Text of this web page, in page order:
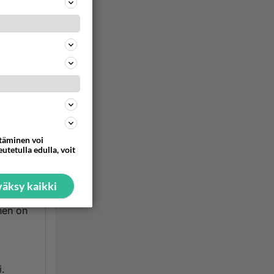
on
voi
edulla, voit
kaikki